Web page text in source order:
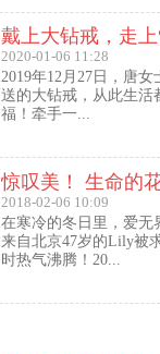
戴上大钻戒，走
2020-01-06 11:28
2019年12月27日，唐
送的大钻戒，从此生活
福！牵手一...
2018-02-06 10:09
在寒冷的冬日里，爱无
来自北京47岁的Lily被
时热气沸腾！20...